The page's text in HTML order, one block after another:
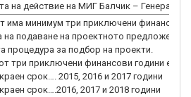
на действие на МИГ Балчик – Генерал
има минимум три приключени финансови
на подаване на проектното предложение
процедура за подбор на проекти.
три приключени финансови години е:
срок…. 2015, 2016 и 2017 години
срок….2016, 2017 и 2018 години